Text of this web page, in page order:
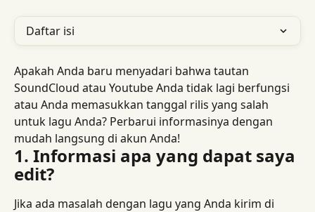
Daftar isi
Apakah Anda baru menyadari bahwa tautan
SoundCloud atau Youtube Anda tidak lagi berfungsi
atau Anda memasukkan tanggal rilis yang salah
untuk lagu Anda? Perbarui informasinya dengan
mudah langsung di akun Anda!
1. Informasi apa yang dapat saya
edit?
Jika ada masalah dengan lagu yang Anda kirim di